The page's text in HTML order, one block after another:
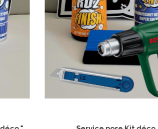
YAMAHA
Kit plastiques Complet
/250 -2022-2023-2024-
2027
107,90€